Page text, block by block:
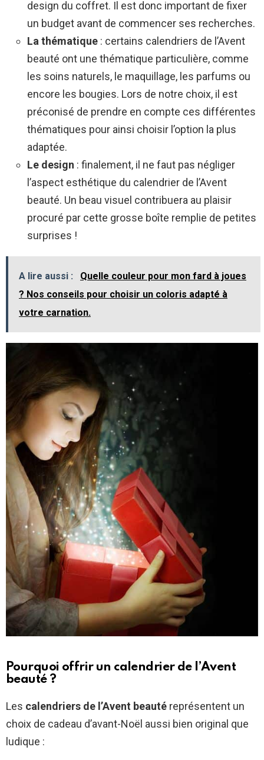
design du coffret. Il est donc important de fixer
un budget avant de commencer ses recherches.
La thématique : certains calendriers de l’Avent
beauté ont une thématique particulière, comme
les soins naturels, le maquillage, les parfums ou
encore les bougies. Lors de notre choix, il est
préconisé de prendre en compte ces différentes
thématiques pour ainsi choisir l’option la plus
adaptée.
Le design : finalement, il ne faut pas négliger
l’aspect esthétique du calendrier de l’Avent
beauté. Un beau visuel contribuera au plaisir
procuré par cette grosse boîte remplie de petites
surprises !
A lire aussi :
Quelle couleur pour mon fard à joues
? Nos conseils pour choisir un coloris adapté à
votre carnation.
Pourquoi offrir un calendrier de l’Avent
beauté ?
Les calendriers de l’Avent beauté représentent un
choix de cadeau d’avant-Noël aussi bien original que
ludique :